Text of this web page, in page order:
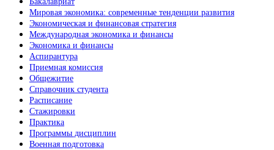
Мировая экономика: современные тенденции развития
Экономическая и финансовая стратегия
Международная экономика и финансы
Экономика и финансы
Аспирантура
Приемная комиссия
Общежитие
Справочник студента
Расписание
Стажировки
Практика
Программы дисциплин
Военная подготовка